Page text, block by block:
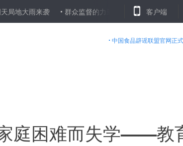
来袭 群众监督的力量有多大？从中央巡视组公布电
客户端
中国食品辟谣联盟官网正
庭困难而失学——教